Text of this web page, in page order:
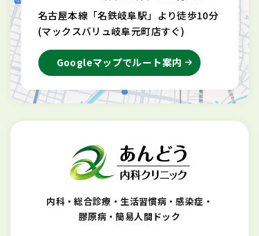
名古屋本線「名鉄岐阜駅」より徒歩10分
(マックスバリュ岐阜元町店すぐ)
Googleマップでルート案内
内科・総合診療・生活習慣病・感染症 ・
膠原病・簡易人間ドック